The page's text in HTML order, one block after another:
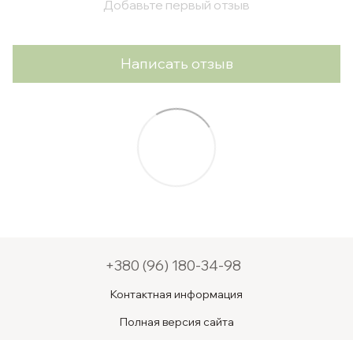
Добавьте первый отзыв
Написать отзыв
+380 (96) 180-34-98
Контактная информация
Полная версия сайта